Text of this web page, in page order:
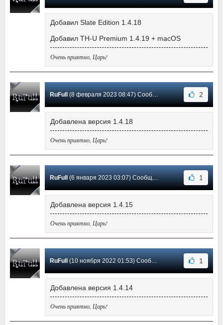
Добавил Slate Edition 1.4.18
Добавил TH-U Premium 1.4.19 + macOS
Очень приятно, Царь!
RuFull(8 февраля 2023 08:47) Сообщение #41 2
Добавлена версия 1.4.18
Очень приятно, Царь!
RuFull(6 января 2023 03:07) Сообщение #40 1
Добавлена версия 1.4.15
Очень приятно, Царь!
RuFull(10 ноября 2022 01:53) Сообщение #39 1
Добавлена версия 1.4.14
Очень приятно, Царь!